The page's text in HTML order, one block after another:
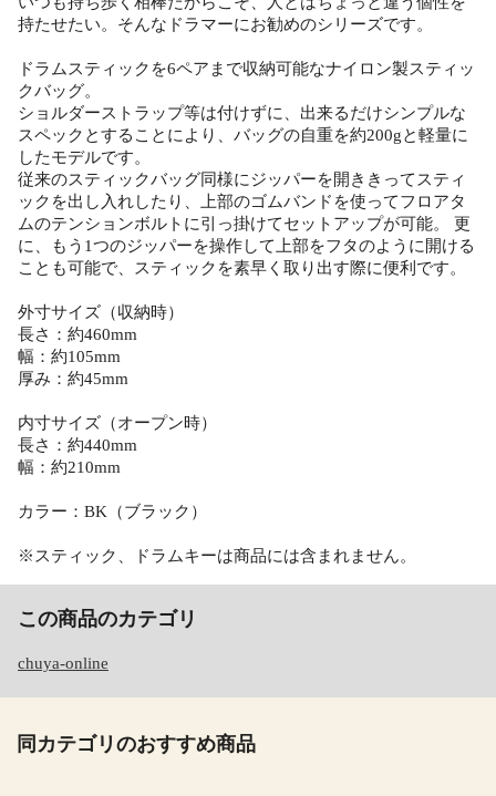
持たせたい。そんなドラマーにお勧めのシリーズです。
ドラムスティックを6ペアまで収納可能なナイロン製スティッ
クバッグ。
ショルダーストラップ等は付けずに、出来るだけシンプルな
スペックとすることにより、バッグの自重を約200gと軽量に
したモデルです。
従来のスティックバッグ同様にジッパーを開ききってスティ
ックを出し入れしたり、上部のゴムバンドを使ってフロアタ
ムのテンションボルトに引っ掛けてセットアップが可能。 更
に、もう1つのジッパーを操作して上部をフタのように開ける
ことも可能で、スティックを素早く取り出す際に便利です。
外寸サイズ（収納時）
長さ：約460mm
幅：約105mm
厚み：約45mm
内寸サイズ（オープン時）
長さ：約440mm
幅：約210mm
カラー：BK（ブラック）
※スティック、ドラムキーは商品には含まれません。
この商品のカテゴリ
chuya-online
同カテゴリのおすすめ商品